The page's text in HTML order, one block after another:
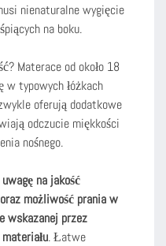
nienaturalne wygięcie
na boku.
Materace od około 18
w typowych łóżkach
oferują dodatkowe
odczucie miękkości
nośnego.
na jakość
możliwość prania w
wskazanej przez
. Łatwe